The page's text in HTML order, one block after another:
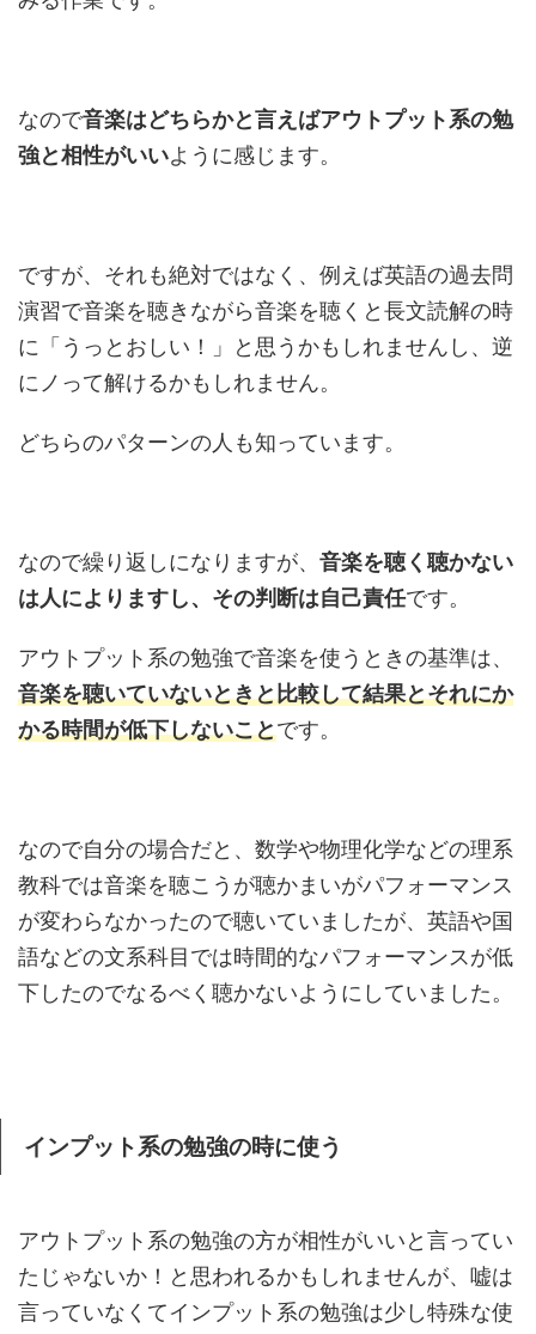
なので音楽はどちらかと言えばアウトプット系の勉
強と相性がいいように感じます。
ですが、それも絶対ではなく、例えば英語の過去問
演習で音楽を聴きながら音楽を聴くと長文読解の時
に「うっとおしい！」と思うかもしれませんし、逆
にノって解けるかもしれません。
どちらのパターンの人も知っています。
なので繰り返しになりますが、 音楽を聴く聴かない
は人によりますし、その判断は自己責任です。
アウトプット系の勉強で音楽を使うときの基準は、
音楽を聴いていないときと比較して結果とそれにか
かる時間が低下しないことです。
なので自分の場合だと、数学や物理化学などの理系
教科では音楽を聴こうが聴かまいがパフォーマンス
が変わらなかったので聴いていましたが、英語や国
語などの文系科目では時間的なパフォーマンスが低
下したのでなるべく聴かないようにしていました。
インプット系の勉強の時に使う
アウトプット系の勉強の方が相性がいいと言ってい
たじゃないか！と思われるかもしれませんが、嘘は
言っていなくてインプット系の勉強は少し特殊な使